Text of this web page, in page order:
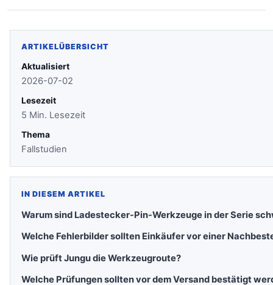
ARTIKELÜBERSICHT
Aktualisiert
2026-07-02
Lesezeit
5 Min. Lesezeit
Thema
Fallstudien
IN DIESEM ARTIKEL
Warum sind Ladestecker-Pin-Werkzeuge in der Serie
Welche Fehlerbilder sollten Einkäufer vor einer
Wie prüft Jungu die Werkzeugroute?
Welche Prüfungen sollten vor dem Versand bestätigt